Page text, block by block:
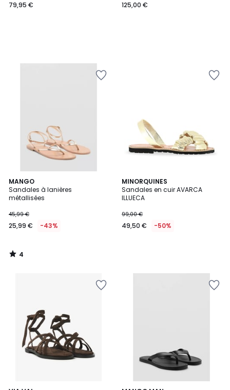
79,95 €
125,00 €
MANGO
Sandales à lanières
métallisées
45,99 €
25,99 € -43%
4
/
5
4
/
MINORQUINES
Sandales en cuir AVARCA
ILLUECA
99,00 €
49,50 € -50%